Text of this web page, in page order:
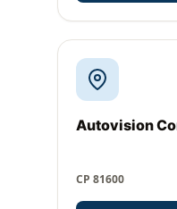
Autovision
CP 81600